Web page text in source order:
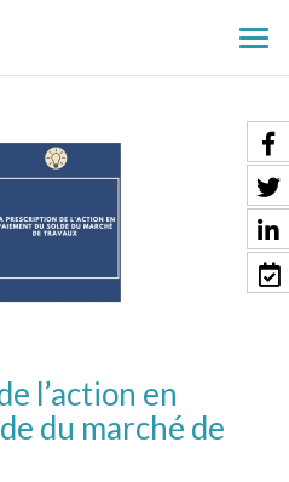
le
l’action en
du marché de